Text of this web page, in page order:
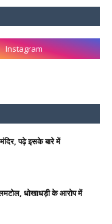
मंदिर, पढ़े इसके बारे में
धोखाधड़ी के आरोप में